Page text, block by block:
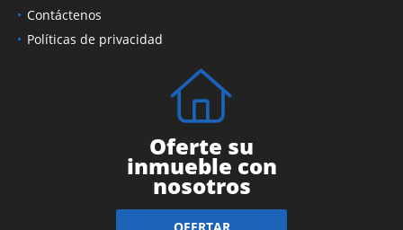
Contáctenos
Políticas de privacidad
Oferte su
inmueble con
nosotros